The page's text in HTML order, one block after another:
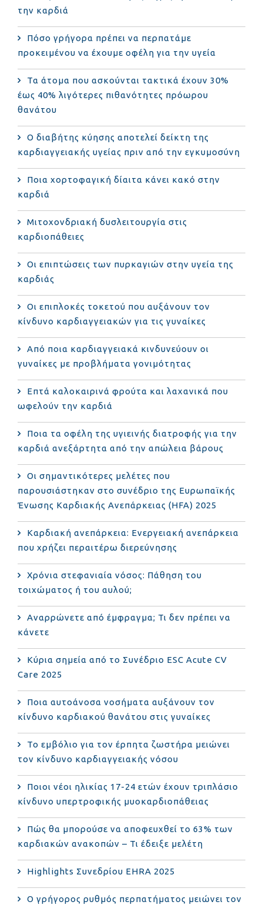
την καρδιά
Πόσο γρήγορα πρέπει να περπατάμε
προκειμένου να έχουμε οφέλη για την υγεία
Τα άτομα που ασκούνται τακτικά έχουν 30%
έως 40% λιγότερες πιθανότητες πρόωρου
θανάτου
Ο διαβήτης κύησης αποτελεί δείκτη της
καρδιαγγειακής υγείας πριν από την εγκυμοσύνη
Ποια χορτοφαγική δίαιτα κάνει κακό στην
καρδιά
Μιτοχονδριακή δυσλειτουργία στις
καρδιοπάθειες
Οι επιπτώσεις των πυρκαγιών στην υγεία της
καρδιάς
Οι επιπλοκές τοκετού που αυξάνουν τον
κίνδυνο καρδιαγγειακών για τις γυναίκες
Από ποια καρδιαγγειακά κινδυνεύουν οι
γυναίκες με προβλήματα γονιμότητας
Επτά καλοκαιρινά φρούτα και λαχανικά που
ωφελούν την καρδιά
Ποια τα οφέλη της υγιεινής διατροφής για την
καρδιά ανεξάρτητα από την απώλεια βάρους
Οι σημαντικότερες μελέτες που
παρουσιάστηκαν στο συνέδριο της Ευρωπαϊκής
Ένωσης Καρδιακής Ανεπάρκειας (HFA) 2025
Καρδιακή ανεπάρκεια: Ενεργειακή ανεπάρκεια
που χρήζει περαιτέρω διερεύνησης
Χρόνια στεφανιαία νόσος: Πάθηση του
τοιχώματος ή του αυλού;
Αναρρώνετε από έμφραγμα; Τι δεν πρέπει να
κάνετε
Κύρια σημεία από το Συνέδριο ESC Acute CV
Care 2025
Ποια αυτοάνοσα νοσήματα αυξάνουν τον
κίνδυνο καρδιακού θανάτου στις γυναίκες
Το εμβόλιο για τον έρπητα ζωστήρα μειώνει
τον κίνδυνο καρδιαγγειακής νόσου
Ποιοι νέοι ηλικίας 17-24 ετών έχουν τριπλάσιο
κίνδυνο υπερτροφικής μυοκαρδιοπάθειας
Πώς θα μπορούσε να αποφευχθεί το 63% των
καρδιακών ανακοπών – Τι έδειξε μελέτη
Highlights Συνεδρίου EHRA 2025
Ο γρήγορος ρυθμός περπατήματος μειώνει τον